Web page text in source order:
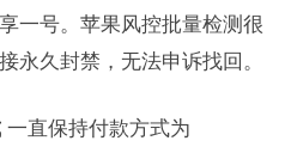
一号。苹果风控批量检测很
永久封禁，无法申诉找回。
一直保持付款方式为